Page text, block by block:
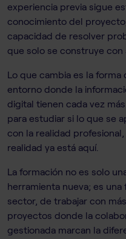
experiencia previa sigue
conocimiento del
capacidad de resolver
que solo se construye con
Lo que cambia es la
entorno donde la
digital tienen cada vez
para estudiar si lo que se
con la realidad
realidad ya está aquí.
La formación no es solo
herramienta nueva; es
sector, de trabajar con
proyectos donde la
gestionada marcan la